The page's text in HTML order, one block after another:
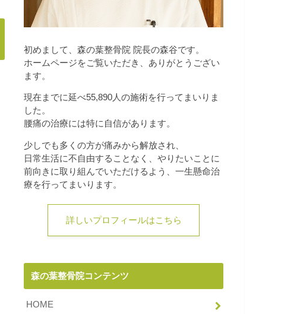
初めまして、森の葉整骨院 院長の森谷です。
ホームページをご覧いただき、ありがとうござい
ます。
現在までに延べ55,890人の施術を行ってまいりま
した。
腰痛の治療には特に自信があります。
少しでも多くの方が痛みから解放され、
日常生活に不自由することなく、やりたいことに
前向きに取り組んでいただけるよう、一生懸命治
療を行ってまいります。
詳しいプロフィールはこちら
森の葉整骨院コンテンツ
HOME